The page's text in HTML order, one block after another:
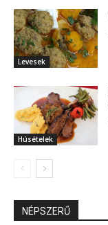
Levesek
Húsételek
NÉPSZERŰ